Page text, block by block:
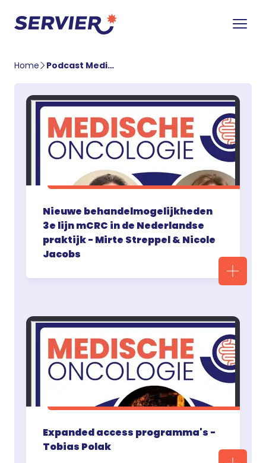
Home Podcast Medische Oncologie
Nieuwe behandelmogelijkheden
3e lijn mCRC in de Nederlandse
praktijk - Mirte Streppel & Nicole
Jacobs
Expanded access programma's -
Tobias Polak